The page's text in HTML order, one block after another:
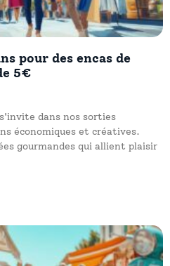
pour des encas de
5€
dans nos sorties
économiques et créatives.
gourmandes qui allient plaisir